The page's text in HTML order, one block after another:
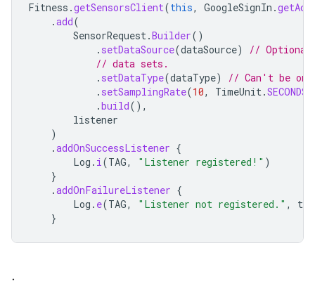
Fitness .getSensorsClient(this, GoogleSignIn .
.add(
SensorRequest.Builder()
. setDataSource(dataSource)
// Optional
// data sets.
. setDataType(dataType)
// Can't be
. setSamplingRate(10, TimeUnit.SECONDS
.build(),
listener
)
.addOnSuccessListener {
Log . i(TAG, "Listener registered!" )
}
.addOnFailureListener {
Log . e(TAG, "Listener not registered." ,
}